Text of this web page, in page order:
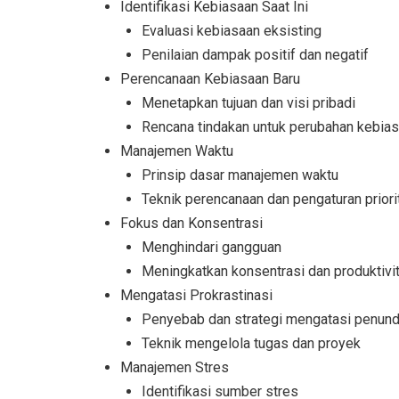
Identifikasi Kebiasaan Saat Ini
Evaluasi kebiasaan eksisting
Penilaian dampak positif dan negatif
Perencanaan Kebiasaan Baru
Menetapkan tujuan dan visi pribadi
Rencana tindakan untuk perubahan
Manajemen Waktu
Prinsip dasar manajemen waktu
Teknik perencanaan dan pengaturan
Fokus dan Konsentrasi
Menghindari gangguan
Meningkatkan konsentrasi dan
Mengatasi Prokrastinasi
Penyebab dan strategi mengatasi
Teknik mengelola tugas dan proyek
Manajemen Stres
Identifikasi sumber stres